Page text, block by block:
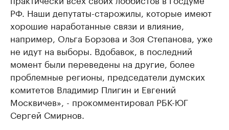
РФ. Наши депутаты-старожилы, которые имеют
хорошие наработанные связи и влияние,
например, Ольга Борзова и Зоя Степанова, уже
не идут на выборы. Вдобавок, в последний
момент были переведены на другие, более
проблемные регионы, председатели думских
комитетов Владимир Плигин и Евгений
Москвичев», - прокомментировал РБК-ЮГ
Сергей Смирнов.